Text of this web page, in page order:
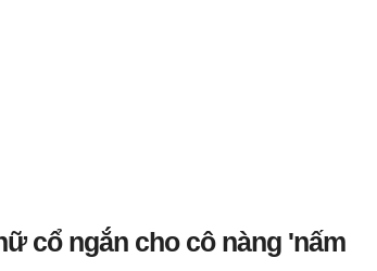
cổ ngắn cho cô nàng 'nấm